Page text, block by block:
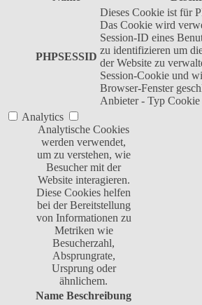
PHPSESSID
Dieses Cookie ist für
Das Cookie wird
Session-ID eines
zu identifizieren um
der Website zu
Session-Cookie und
Browser-Fenster
Anbieter - Typ Cookie
Analytics
Analytische Cookies
werden verwendet,
um zu verstehen, wie
Besucher mit der
Website interagieren.
Diese Cookies helfen
bei der Bereitstellung
von Informationen zu
Metriken wie
Besucherzahl,
Absprungrate,
Ursprung oder
ähnlichem.
Name Beschreibung